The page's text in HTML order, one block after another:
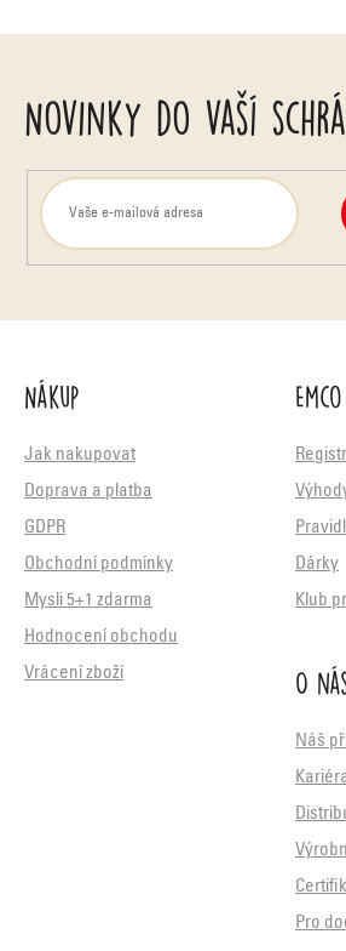
Novinky do vaší
Nákup
Jak nakupovat
Doprava a platba
GDPR
Obchodní podmínky
Mysli 5+1 zdarma
Hodnocení obchodu
Vrácení zboží
Dárky
Klub
O
Náš
Pro